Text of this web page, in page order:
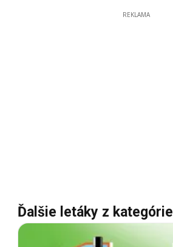
REKLAMA
Ďalšie letáky z kategórie